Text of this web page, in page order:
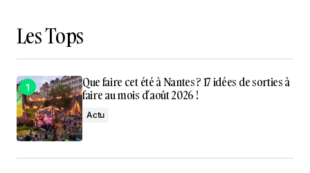
Les Tops
Que faire cet été à Nantes ? 17 idées de sorties à
faire au mois d’août 2026 !
Actu